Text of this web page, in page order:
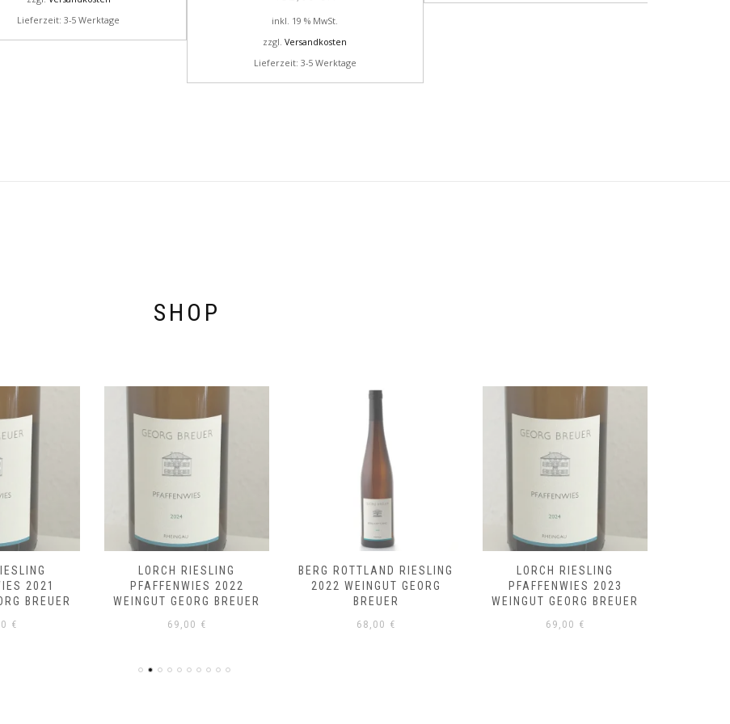
Lieferzeit: 3-5 Werktage
inkl. 19 % MwSt.
zzgl.Versandkosten
Lieferzeit: 3-5 Werktage
SHOP
2021
BREUER
€
LORCH RIESLING
PFAFFENWIES 2022
WEINGUT GEORG BREUER
69,00 €
BERG ROTTLAND RIESLING
2022 WEINGUT GEORG
BREUER
68,00 €
LORCH RIESLING
PFAFFENWIES 2023
WEINGUT GEORG BREUER
69,00 €